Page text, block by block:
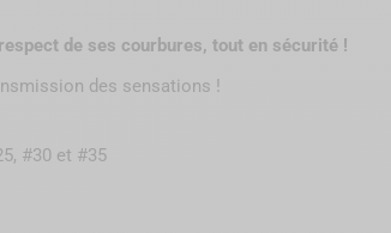
de ses courbures, tout en sécurité !
des sensations !
#30 et #35